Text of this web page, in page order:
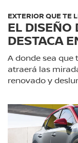
EXTERIOR QUE TE
EL DISEÑO
DESTACA
A donde sea que
atraerá las
renovado y